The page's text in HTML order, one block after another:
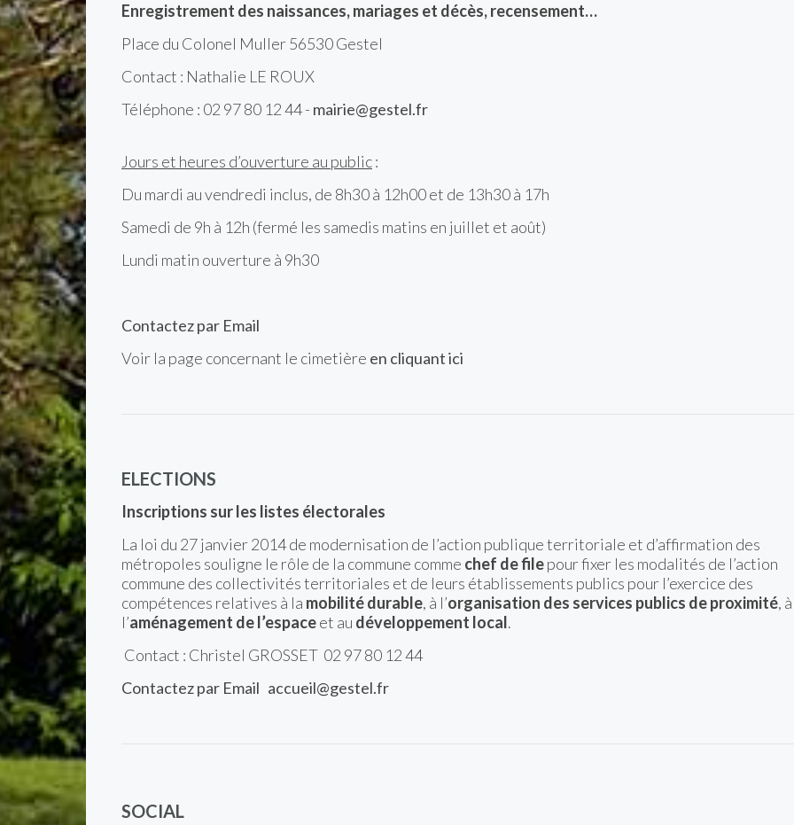
Enregistrement des naissances, mariages et décès, recensement…
Place du Colonel Muller 56530 Gestel
Contact : Nathalie LE ROUX
Téléphone : 02 97 80 12 44 - mairie@gestel.fr
Jours et heures d’ouverture au public:
Du mardi au vendredi inclus, de 8h30 à 12h00 et de 13h30 à 17h
Samedi de 9h à 12h (fermé les samedis matins en juillet et août)
Lundi matin ouverture à 9h30
Contactez par Email
Voir la page concernant le cimetière en cliquant ici
ELECTIONS
Inscriptions sur les listes électorales
La loi du 27 janvier 2014 de modernisation de l’action publique territoriale et d’affirmation des
métropoles souligne le rôle de la commune comme chef de filepour fixer les modalités de l’action
commune des collectivités territoriales et de leurs établissements publics pour l’exercice des
compétences relatives à la mobilité durable, à l’organisation des services publics de proximité, à
l’aménagement de l’espaceet au développement local.
Contact : Christel GROSSET 02 97 80 12 44
Contactez par Email accueil@gestel.fr
SOCIAL